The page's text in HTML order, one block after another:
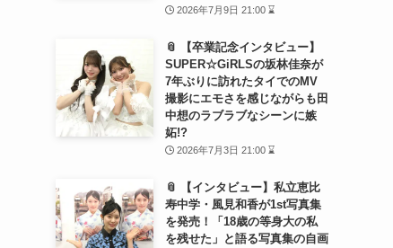
2026年7月9日 21:00 ⌛
📎 【卒業記念インタビュー】
SUPER☆GiRLSの坂林佳奈が
7年ぶりに訪れたタイでのMV
撮影にエモさを感じながらも田
中想のラブラブなシーンに嫉
妬!?
2026年7月3日 21:00 ⌛
📎 【インタビュー】私立恵比
寿中学・風見和香が1st写真集
を発売！「18歳の等身大の私
を残せた」と語る写真集の自画